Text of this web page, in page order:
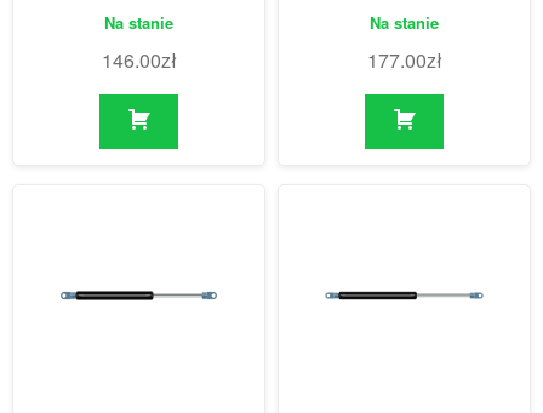
Na stanie
146.00zł
Na stanie
177.00zł